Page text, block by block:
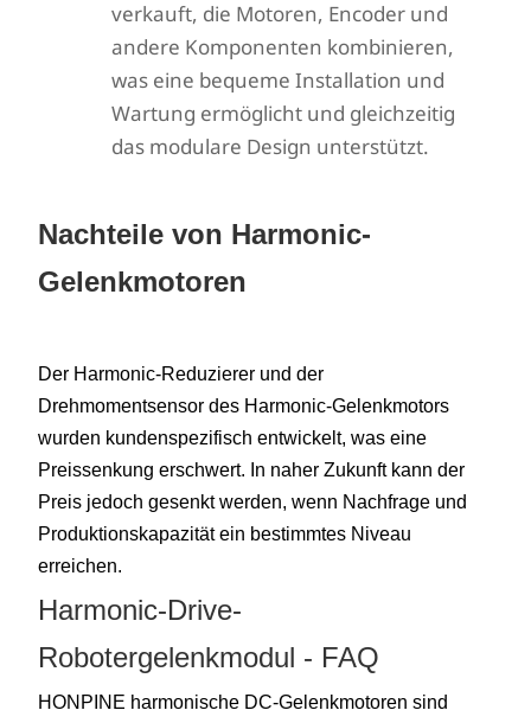
verkauft, die Motoren, Encoder und
andere Komponenten kombinieren,
was eine bequeme Installation und
Wartung ermöglicht und gleichzeitig
das modulare Design unterstützt.
Nachteile von Harmonic-
Gelenkmotoren
Der Harmonic-Reduzierer und der
Drehmomentsensor des Harmonic-Gelenkmotors
wurden kundenspezifisch entwickelt, was eine
Preissenkung erschwert. In naher Zukunft kann der
Preis jedoch gesenkt werden, wenn Nachfrage und
Produktionskapazität ein bestimmtes Niveau
erreichen.
Harmonic-Drive-
Robotergelenkmodul - FAQ
HONPINE harmonische DC-Gelenkmotoren sind